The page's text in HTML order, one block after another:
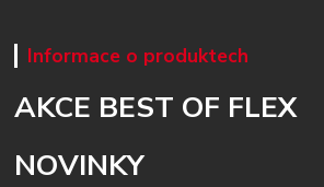
Informace o produktech
AKCE BEST OF FLEX
NOVINKY